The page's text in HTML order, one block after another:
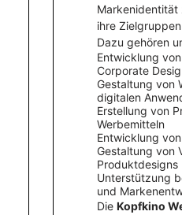
Markenidentität
ihre
Dazu gehören
Entwicklung
Corporate
Gestaltung von
digitalen
Erstellung von
Werbemitteln
Entwicklung
Gestaltung von
Produktdesigns
Unterstützung
und
Die Kopfkino